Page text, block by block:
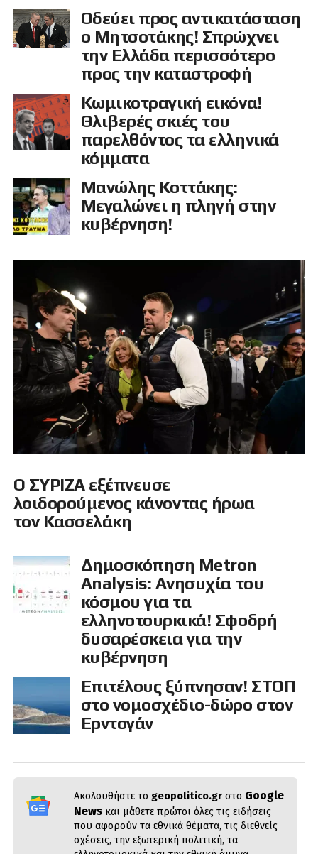
Οδεύει προς αντικατάσταση
ο Μητσοτάκης! Σπρώχνει
την Ελλάδα περισσότερο
προς την καταστροφή
Κωμικοτραγική εικόνα!
Θλιβερές σκιές του
παρελθόντος τα ελληνικά
κόμματα
Μανώλης Κοττάκης:
Μεγαλώνει η πληγή στην
κυβέρνηση!
Ο ΣΥΡΙΖΑ εξέπνευσε
λοιδορούμενος κάνοντας ήρωα
τον Κασσελάκη
Δημοσκόπηση Metron
Analysis: Ανησυχία του
κόσμου για τα
ελληνοτουρκικά! Σφοδρή
δυσαρέσκεια για την
κυβέρνηση
Επιτέλους ξύπνησαν! ΣΤΟΠ
στο νομοσχέδιο-δώρο στον
Ερντογάν
Ακολουθήστε το geopolitico.grστο Google
Newsκαι μάθετε πρώτοι όλες τις ειδήσεις
που αφορούν τα εθνικά θέματα, τις διεθνείς
σχέσεις, την εξωτερική πολιτική, τα